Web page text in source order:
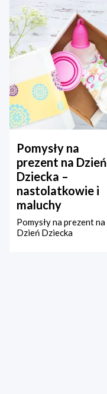
Pomysły na
prezent na Dzień
Dziecka –
nastolatkowie i
maluchy
Pomysły na prezent na
Dzień Dziecka